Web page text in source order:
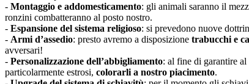
- Montaggio e addomesticamento: gli animali saranno il
ronzini combatteranno al posto nostro.
- Espansione del sistema religioso: si prevedono nuove
- Armi d’assedio: presto avremo a disposizione trabucchi e
avversari!
- Personalizzazione dell’abbigliamento: al fine di garantire
particolarmente estrosi, colorarli a nostro piacimento.